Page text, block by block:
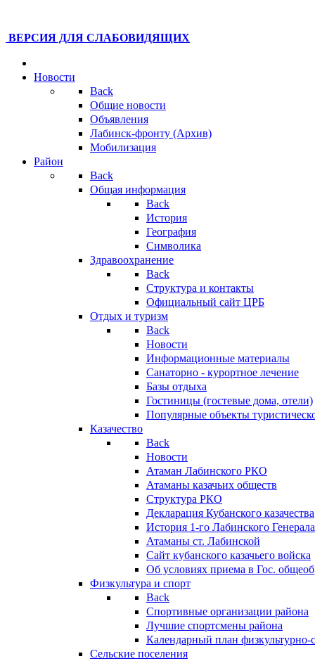
ВЕРСИЯ ДЛЯ СЛАБОВИДЯЩИХ
Новости
Back
Общие новости
Объявления
Лабинск-фронту (Архив)
Мобилизация
Район
Back
Общая информация
Back
История
География
Символика
Здравоохранение
Back
Структура и контакты
Официальный сайт ЦРБ
Отдых и туризм
Back
Новости
Информационные материалы
Санаторно - курортное лечение
Базы отдыха
Гостиницы (гостевые дома, отели)
Популярные объекты
Казачество
Back
Новости
Атаман Лабинского РКО
Атаманы казачьих обществ
Структура РКО
Декларация Кубанского казачества
История 1-го Лабинского
Атаманы ст. Лабинской
Cайт кубанского казачьего войска
Об условиях приема в Гос.
Физкультура и спорт
Back
Спортивные организации района
Лучшие спортсмены района
Календарный план
Сельские поселения